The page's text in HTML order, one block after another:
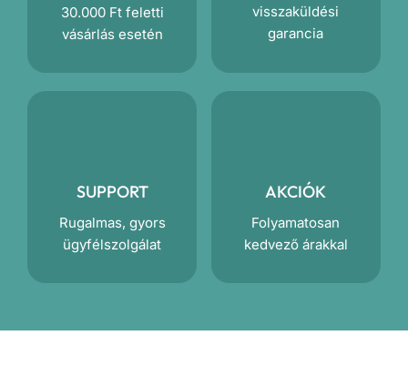
30.000 Ft feletti
vásárlás esetén
visszaküldési
garancia
SUPPORT
Rugalmas, gyors
ügyfélszolgálat
AKCIÓK
Folyamatosan
kedvező árakkal